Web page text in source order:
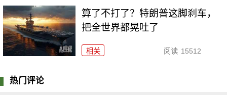
算了不打了？特朗普这脚刹车，
把全世界都晃吐了
相关 阅读 15512
热门评论